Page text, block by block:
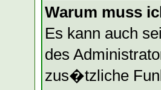
Warum muss
Es kann auch
des
zus�tzliche